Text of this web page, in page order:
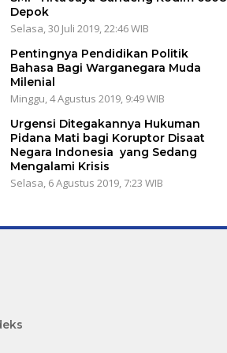
Depok
Selasa, 30 Juli 2019, 22:46 WIB
Pentingnya Pendidikan Politik
Bahasa Bagi Warganegara Muda
Milenial
Minggu, 4 Agustus 2019, 9:49 WIB
Urgensi Ditegakannya Hukuman
Pidana Mati bagi Koruptor Disaat
Negara Indonesia yang Sedang
Mengalami Krisis
Selasa, 6 Agustus 2019, 7:23 WIB